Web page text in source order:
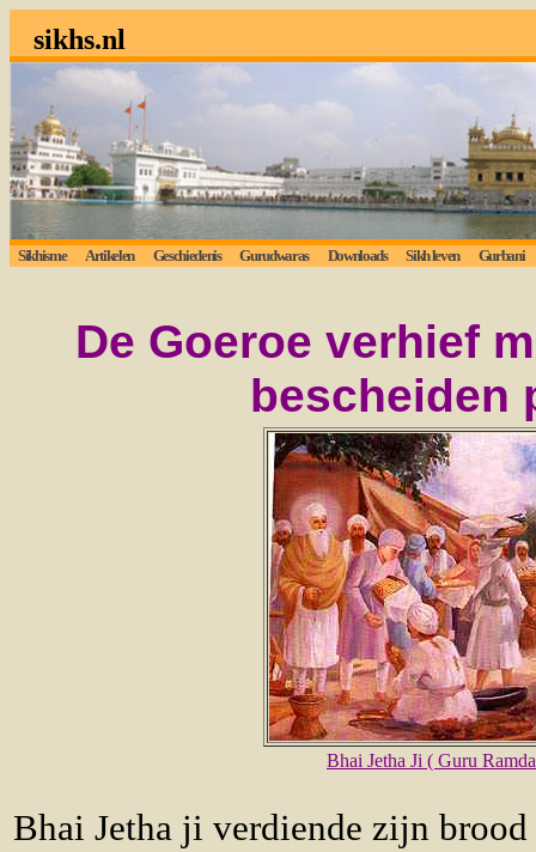
sikhs.nl
Sikhisme Artikelen Geschiedenis Gurudwaras Downloads Sikh leven Gurbani
De Goeroe verhief
bescheiden
Bhai Jetha Ji ( Guru
Bhai Jetha ji verdiende zijn